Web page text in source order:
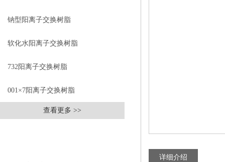
钠型阳离子交换树脂
软化水阳离子交换树脂
732阳离子交换树脂
001×7阳离子交换树脂
查看更多 >>
详细介绍